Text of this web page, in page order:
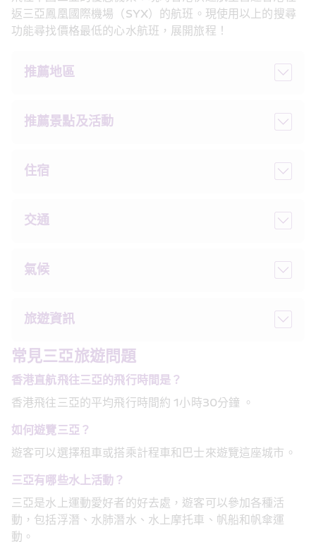
返三亞鳳凰國際機場（SYX）的航班。現使用以上的搜尋
功能尋找價格最低的心水航班，展開旅程！
推薦地區
推薦景點及活動
住宿
交通
氣候
旅遊資訊
常見三亞旅遊問題
香港直航飛往三亞的飛行時間是？
香港飛往三亞的平均飛行時間約 1小時30分鐘 。
如何遊覽三亞？
遊客可以選擇租車或搭乘計程車和巴士來遊覽這座城市。
三亞有哪些水上活動？
三亞是水上運動愛好者的好去處，遊客可以參加各種活
動，包括浮潛、水肺潛水、水上摩托車、帆船和帆傘運
動。